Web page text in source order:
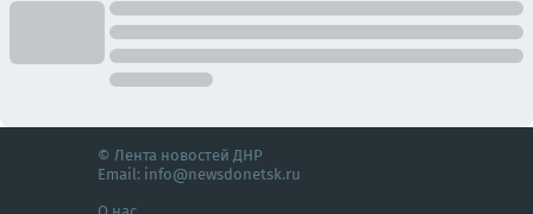
© Лента новостей ДНР
Email: info@newsdonetsk.ru